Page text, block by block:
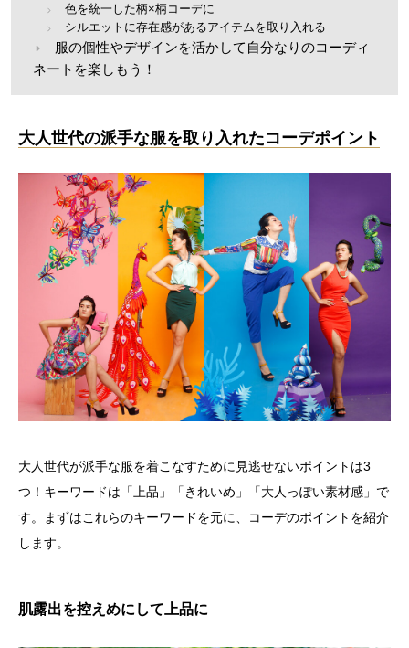
色を統一した柄×柄コーデに
シルエットに存在感があるアイテムを取り入れる
服の個性やデザインを活かして自分なりのコーディ
ネートを楽しもう！
大人世代の派手な服を取り入れたコーデポイント
大人世代が派手な服を着こなすために見逃せないポイントは3
つ！キーワードは「上品」「きれいめ」「大人っぽい素材感」で
す。まずはこれらのキーワードを元に、コーデのポイントを紹介
します。
肌露出を控えめにして上品に